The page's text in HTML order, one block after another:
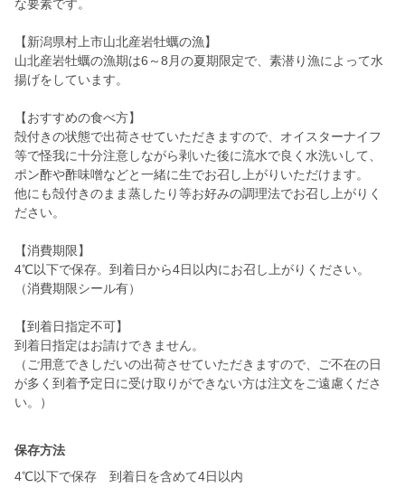
な要素です。
【新潟県村上市山北産岩牡蠣の漁】
山北産岩牡蠣の漁期は6～8月の夏期限定で、素潜り漁によって水
揚げをしています。
【おすすめの食べ方】
殻付きの状態で出荷させていただきますので、オイスターナイフ
等で怪我に十分注意しながら剥いた後に流水で良く水洗いして、
ポン酢や酢味噌などと一緒に生でお召し上がりいただけます。
他にも殻付きのまま蒸したり等お好みの調理法でお召し上がりく
ださい。
【消費期限】
4℃以下で保存。到着日から4日以内にお召し上がりください。
（消費期限シール有）
【到着日指定不可】
到着日指定はお請けできません。
（ご用意できしだいの出荷させていただきますので、ご不在の日
が多く到着予定日に受け取りができない方は注文をご遠慮くださ
い。）
保存方法
4℃以下で保存 到着日を含めて4日以内